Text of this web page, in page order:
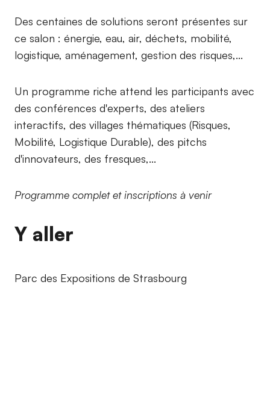
Des centaines de solutions seront présentes sur
ce salon : énergie, eau, air, déchets, mobilité,
logistique, aménagement, gestion des risques,...
Un programme riche attend les participants avec
des conférences d'experts, des ateliers
interactifs, des villages thématiques (Risques,
Mobilité, Logistique Durable), des pitchs
d'innovateurs, des fresques,...
Programme complet et inscriptions à venir
Y aller
Parc des Expositions de Strasbourg